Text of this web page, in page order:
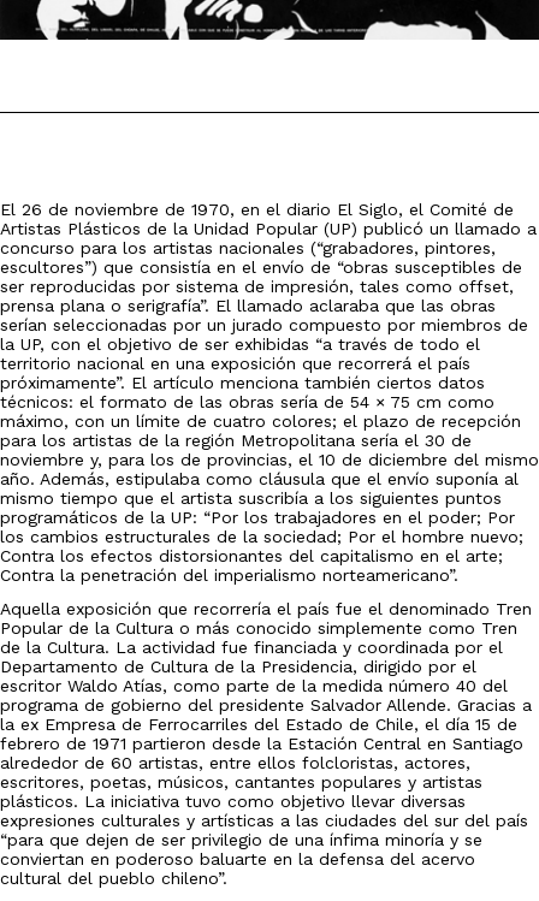
El 26 de noviembre de 1970, en el diario El Siglo, el Comité de
Artistas Plásticos de la Unidad Popular (UP) publicó un llamado a
concurso para los artistas nacionales (“grabadores, pintores,
escultores”) que consistía en el envío de “obras susceptibles de
ser reproducidas por sistema de impresión, tales como offset,
prensa plana o serigrafía”. El llamado aclaraba que las obras
serían seleccionadas por un jurado compuesto por miembros de
la UP, con el objetivo de ser exhibidas “a través de todo el
territorio nacional en una exposición que recorrerá el país
próximamente”. El artículo menciona también ciertos datos
técnicos: el formato de las obras sería de 54 × 75 cm como
máximo, con un límite de cuatro colores; el plazo de recepción
para los artistas de la región Metropolitana sería el 30 de
noviembre y, para los de provincias, el 10 de diciembre del mismo
año. Además, estipulaba como cláusula que el envío suponía al
mismo tiempo que el artista suscribía a los siguientes puntos
programáticos de la UP: “Por los trabajadores en el poder; Por
los cambios estructurales de la sociedad; Por el hombre nuevo;
Contra los efectos distorsionantes del capitalismo en el arte;
Contra la penetración del imperialismo norteamericano”.
Aquella exposición que recorrería el país fue el denominado Tren
Popular de la Cultura o más conocido simplemente como Tren
de la Cultura. La actividad fue financiada y coordinada por el
Departamento de Cultura de la Presidencia, dirigido por el
escritor Waldo Atías, como parte de la medida número 40 del
programa de gobierno del presidente Salvador Allende. Gracias a
la ex Empresa de Ferrocarriles del Estado de Chile, el día 15 de
febrero de 1971 partieron desde la Estación Central en Santiago
alrededor de 60 artistas, entre ellos folcloristas, actores,
escritores, poetas, músicos, cantantes populares y artistas
plásticos. La iniciativa tuvo como objetivo llevar diversas
expresiones culturales y artísticas a las ciudades del sur del país
“para que dejen de ser privilegio de una ínfima minoría y se
conviertan en poderoso baluarte en la defensa del acervo
cultural del pueblo chileno”.